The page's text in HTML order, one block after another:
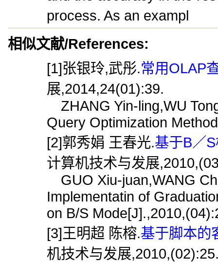
process. As an exampl
相似文献/References:
[1]张银玲,武彤.常用OLAP
展,2014,24(01):39.
ZHANG Yin-ling,WU
Query Optimization
[2]郭秀娟 王春光.基于B／
计算机技术与发展
GUO Xiu-juan,WANG
Implementatin of
on B/S
[3]王明超 陈榕.基于脚本的
机技术与发展